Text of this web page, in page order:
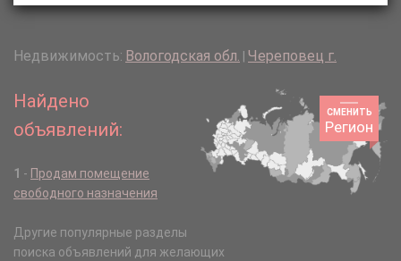
Недвижимость: Вологодская обл. Череповец г.
СМЕНИТЬ
Регион
Найдено
объявлений:
1 - Продам помещение
свободного назначения
Другие популярные разделы
поиска объявлений для желающих